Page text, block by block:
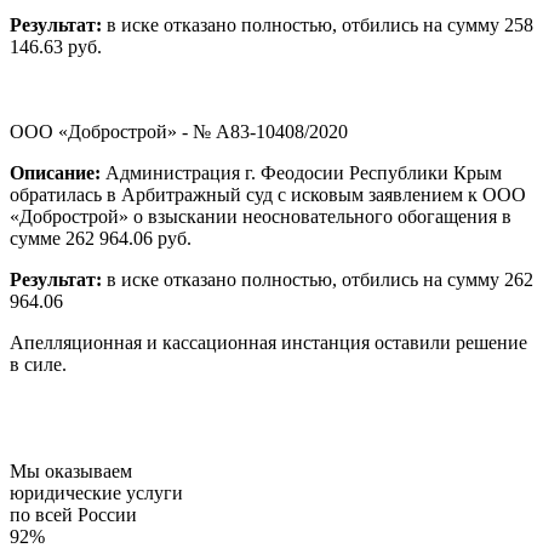
Результат: в иске отказано полностью, отбились на сумму 258
146.63 руб.
ООО «Добрострой» - № А83-10408/2020
Описание: Администрация г. Феодосии Республики Крым
обратилась в Арбитражный суд с исковым заявлением к ООО
«Добрострой» о взыскании неосновательного обогащения в
сумме 262 964.06 руб.
Результат: в иске отказано полностью, отбились на сумму 262
964.06
Апелляционная и кассационная инстанция оставили решение
в силе.
Мы оказываем
юридические услуги
по всей России
92%